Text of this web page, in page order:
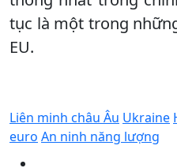
tục là một trong
EU.
Liên minh châu Âu Ukraine
euro An ninh năng lượng